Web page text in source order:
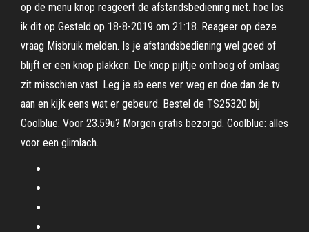
op de menu knop reageert de afstandsbediening niet. hoe los
ik dit op Gesteld op 18-8-2019 om 21:18. Reageer op deze
vraag Misbruik melden. Is je afstandsbediening wel goed of
blijft er een knop plakken. De knop pijltje omhoog of omlaag
zit misschien vast. Leg je ab eens ver weg en doe dan de tv
aan en kijk eens wat er gebeurd. Bestel de TS25320 bij
Coolblue. Voor 23.59u? Morgen gratis bezorgd. Coolblue: alles
voor een glimlach.